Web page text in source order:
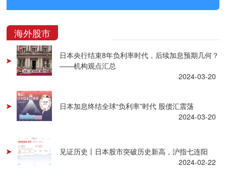
海外股市
日本央行结束8年负利率时代，后续加息预期几何？
——机构观点汇总
2024-03-20
日本加息终结全球“负利率”时代 股债汇震荡
2024-03-20
见证历史丨日本股市突破历史新高，沪指七连阳
2024-02-22